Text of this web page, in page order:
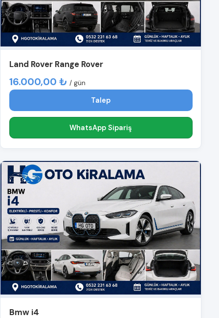
Land Rover Range Rover
16.000,00 ₺ / gün
Talep
WhatsApp Sipariş
Bmw i4